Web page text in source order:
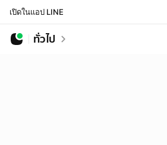
เปิดในแอป LINE
ทั่วไป